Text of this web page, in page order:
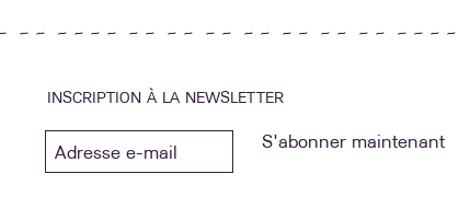
~ ~ ~ ~ ~ ~ ~ ~ ~ ~ ~ ~ ~ ~ ~ ~ ~ ~ ~ ~ ~ ~
INSCRIPTION À LA NEWSLETTER
S'abonner maintenant